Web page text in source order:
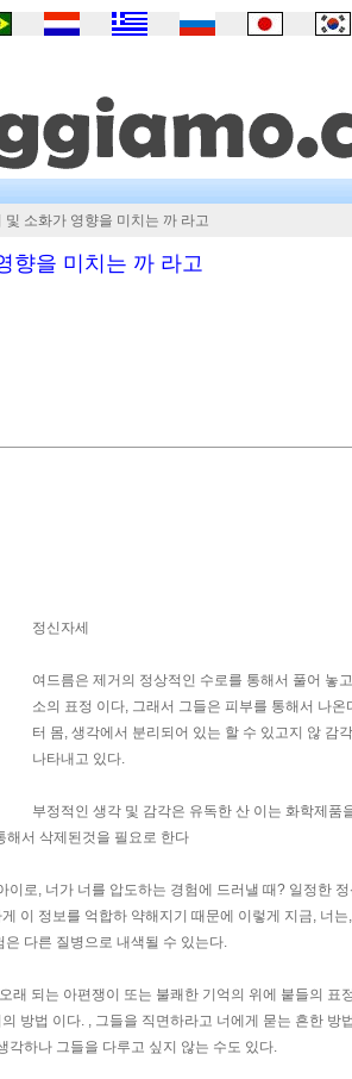
소화가 영향을 미치는 까 라고
향을 미치는 까 라고
정신자세
여드름은 제거의 정상적인 수로를 통해서 풀어 놓
소의 표정 이다, 그래서 그들은 피부를 통해서 나온
터 몸, 생각에서 분리되어 있는 할 수 있고지 않 감
나타내고 있다.
부정적인 생각 및 감각은 유독한 산 이는 화학제품
해서 삭제된것을 필요로 한다
로, 너가 너를 압도하는 경험에 드러낼 때? 일정한
이 정보를 억합하 약해지기 때문에 이렇게 지금, 너
다른 질병으로 내색될 수 있는다.
래 되는 아편쟁이 또는 불쾌한 기억의 위에 붙들의 표
방법 이다. , 그들을 직면하라고 너에게 묻는 흔한 방
각하나 그들을 다루고 싶지 않는 수도 있다.